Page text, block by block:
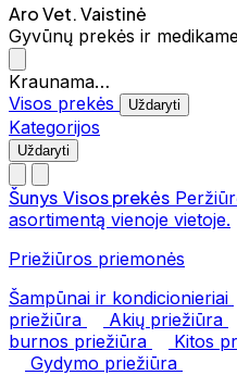
Aro Vet. Vaistinė
Gyvūnų prekės ir
Kraunama…
Visos prekės
Uždaryti
Kategorijos
Uždaryti
Šunys Visos prekės
asortimentą vienoje vietoje.
Priežiūros priemonės
Šampūnai ir kondicionieriai
priežiūra
Akių priežiūra
burnos priežiūra
Kitos
Gydymo priežiūra